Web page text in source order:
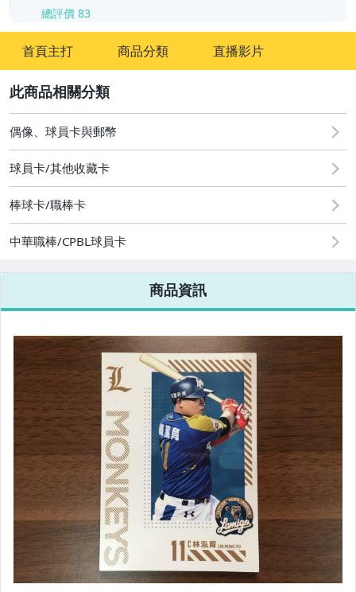
總評價 83
首頁主打 商品分類 直播影片
偶像、球員卡與郵幣
球員卡/其他收藏卡
棒球卡/職棒卡
中華職棒/CPBL球員卡
商品資訊